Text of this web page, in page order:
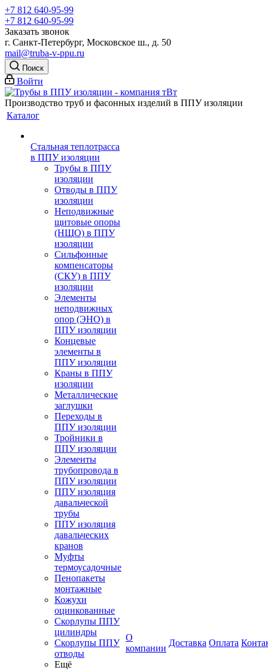
+7 812 640-95-99
+7 812 640-95-99
Заказать звонок
г. Санкт-Петербург, Московское ш., д. 50
mail@truba-v-ppu.ru
Поиск
Войти
Производство труб и фасонных изделий в ППУ изоляции
Каталог
Стальная теплотрасса
в ППУ изоляции
Трубы в ППУ
изоляции
Отводы в ППУ
изоляции
Неподвижные
щитовые опоры
(НЩО) в ППУ
изоляции
Cильфонные
компенсаторы
(СКУ) в ППУ
изоляции
Элементы
неподвижных
опор (ЭНО) в
ППУ изоляции
Концевые
элементы в
ППУ изоляции
Краны в ППУ
изоляции
Металлические
заглушки
Переходы в
ППУ изоляции
Тройники в
ППУ изоляции
Элементы
трубопровода в
ППУ изоляции
ППУ изоляция
давальческой
трубы
ППУ изоляция
давальческих
кранов
Муфты
термоусадочные
Пенопакеты
монтажные
Кожухи
оцинкованные
Скорлупы ППУ
цилиндры
Скорлупы ППУ
отводы
Ещё
О
компании
Доставка Оплата